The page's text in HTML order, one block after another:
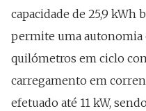
capacidade de 25,9 kWh
permite uma autonomia
quilómetros em ciclo
carregamento em
efetuado até 11 kW,